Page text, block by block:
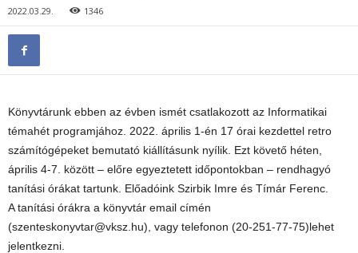
2022.03.29. 1346
Könyvtárunk ebben az évben ismét csatlakozott az Informatikai
témahét programjához. 2022. április 1-én 17 órai kezdettel retro
számítógépeket bemutató kiállításunk nyílik. Ezt követő héten,
április 4-7. között – előre egyeztetett időpontokban – rendhagyó
tanítási órákat tartunk. Előadóink Szirbik Imre és Tímár Ferenc.
A tanítási órákra a könyvtár email címén
(szenteskonyvtar@vksz.hu), vagy telefonon (20-251-77-75)lehet
jelentkezni.